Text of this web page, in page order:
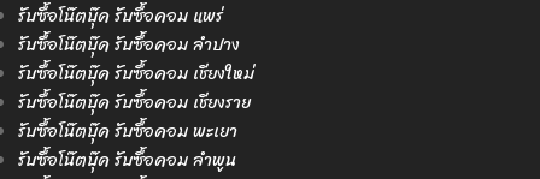
รับซื้อโน๊ตบุ๊ค รับซื้อคอม แพร่
รับซื้อโน๊ตบุ๊ค รับซื้อคอม ลำปาง
รับซื้อโน๊ตบุ๊ค รับซื้อคอม เชียงใหม่
รับซื้อโน๊ตบุ๊ค รับซื้อคอม เชียงราย
รับซื้อโน๊ตบุ๊ค รับซื้อคอม พะเยา
รับซื้อโน๊ตบุ๊ค รับซื้อคอม ลำพูน